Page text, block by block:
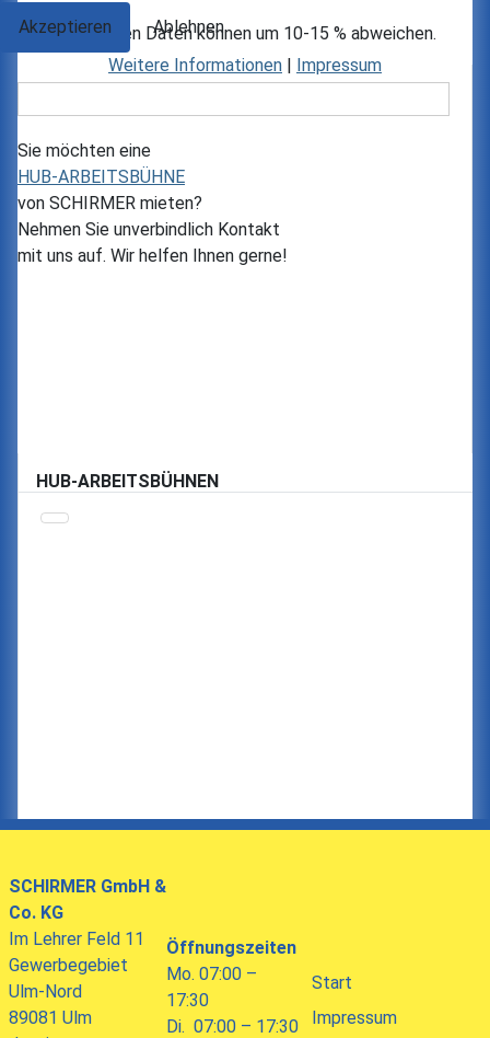
HUB-ARBEITSBÜHNEN
Die technischen Daten können um 10-15 % abweichen.
Sie möchten eine
HUB-ARBEITSBÜHNE
von SCHIRMER mieten?
Nehmen Sie unverbindlich Kontakt
mit uns auf. Wir helfen Ihnen gerne!
SCHIRMER GmbH &
Co. KG
Im Lehrer Feld 11
Gewerbegebiet
Ulm-Nord
89081 Ulm
Öffnungszeiten
Mo. 07:00 –
17:30
Di. 07:00 – 17:30
Start
Impressum
Akzeptieren
Ablehnen
Weitere Informationen | Impressum